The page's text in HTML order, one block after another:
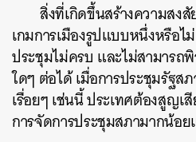
สิ่งที่เกิดขึ้นสร้างความสง
เกมการเมืองรูปแบบหนึ่งหรือ
ประชุมไม่ครบ และไม่สามาร
ใดๆ ต่อได้ เมื่อการประชุมรัฐส
เรื่อยๆ เช่นนี้ ประเทศต้องสูญ
การจัดการประชุมสภามากน้อ